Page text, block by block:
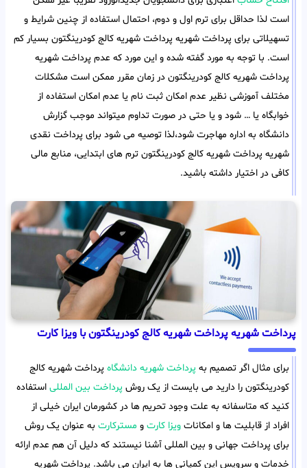
است لذا حداقل برای ترم اول و دوم، احتمال استفاده از چنین شرایط و
تسهیلاتی برای پرداخت شهریه پرداخت شهریه کالج کودرینگتون بسیار کم
است. با توجه به مورد گفته شده و این مورد که عدم پرداخت شهریه
پرداخت شهریه کالج کودرینگتون در زمان مقرر ممکن است مشکلات
مختلف آموزشی نظیر عدم امکان ثبت نام یا عدم امکان استفاده از
خوابگاه یا … شود و یا حتی در صورت تداوم میتواند موجب گزارش
دانشگاه به اداره مهاجرت شود،لذا توصیه می شود برای پرداخت نقدی
شهریه پرداخت شهریه کالج کودرینگتون ترم های ابتدایی، منابع مالی
کافی در اختیار داشته باشید.
پرداخت شهریه پرداخت شهریه کالج کودرینگتون با ویزا کارت
برای مثال اگر تصمیم به پرداخت شهریه دانشگاه پرداخت شهریه کالج
کودرینگتون را دارید می بایست از یک روش پرداخت بین المللی استفاده
کنید که متاسفانه به علت وجود تحریم ها در کشورمان ایران خیلی از
افراد از قابلیت ها و امکانات ویزا کارت و مسترکارت به عنوان یک روش
برای پرداخت جهانی و بین المللی آشنا نیستند که دلیل آن هم عدم ارائه
خدمات و سرویس این کمپانی ها به ایران می باشد. پرداخت شهریه